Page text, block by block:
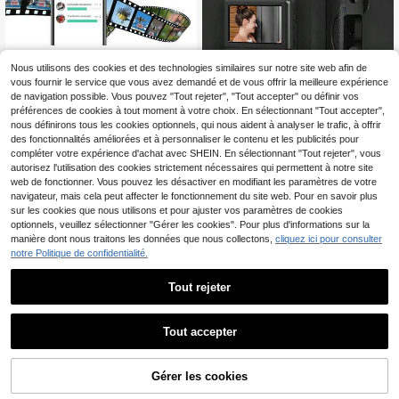
GENAI Caméra de WiFi 480P, convi
ent pour la surveillance des animau
x de compagnie/de la nounou, avec
fente pour carte TF et stockage dan
s le cloud
Dès9,56€
te 1080P Full HD avec vision noctu
rne couleur claire, capture audio uni
directionnelle et détection de mouv
ement avancée. Parfait pour la surv
Dernière sonnette vidéo sans fil, sur
veillance intérieure en temps réel d
e 4,3 po, sans application requise, e
nregistrement local, vision nocturne
améliorée, audio bidirectionnel, batt
erie longue durée, utilisation intérie
ure, montage mural, contrôle tactile,
rechargeable, pratique pour la surv
eillance des personnes âgées à do
micile
44 ,08€
Capteur de porte et fenêtre WiFi, ca
pteur de domestique intelligent, co
8,22€
1
Nous utilisons des cookies et des technologies similaires sur notre site web afin de
vous fournir le service que vous avez demandé et de vous offrir la meilleure expérience
de navigation possible. Vous pouvez "Tout rejeter", "Tout accepter" ou définir vos
préférences de cookies à tout moment à votre choix. En sélectionnant "Tout accepter",
nous définirons tous les cookies optionnels, qui nous aident à analyser le trafic, à offrir
des fonctionnalités améliorées et à personnaliser le contenu et les publicités pour
compléter votre expérience d'achat avec SHEIN. En sélectionnant "Tout rejeter", vous
autorisez l'utilisation des cookies strictement nécessaires qui permettent à notre site
web de fonctionner. Vous pouvez les désactiver en modifiant les paramètres de votre
navigateur, mais cela peut affecter le fonctionnement du site web. Pour en savoir plus
sur les cookies que nous utilisons et pour ajuster vos paramètres de cookies
optionnels, veuillez sélectionner "Gérer les cookies". Pour plus d'informations sur la
manière dont nous traitons les données que nous collectons, cliquez ici pour consulter
notre Politique de confidentialité.
Tout rejeter
Tout accepter
Gérer les cookies